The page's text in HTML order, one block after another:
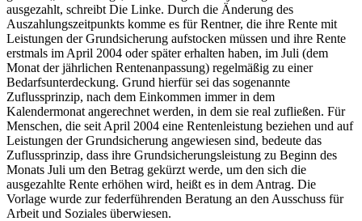
ausgezahlt, schreibt Die Linke. Durch die Änderung des
Auszahlungszeitpunkts komme es für Rentner, die ihre Rente mit
Leistungen der Grundsicherung aufstocken müssen und ihre Rente
erstmals im April 2004 oder später erhalten haben, im Juli (dem
Monat der jährlichen Rentenanpassung) regelmäßig zu einer
Bedarfsunterdeckung. Grund hierfür sei das sogenannte
Zuflussprinzip, nach dem Einkommen immer in dem
Kalendermonat angerechnet werden, in dem sie real zufließen. Für
Menschen, die seit April 2004 eine Rentenleistung beziehen und auf
Leistungen der Grundsicherung angewiesen sind, bedeute das
Zuflussprinzip, dass ihre Grundsicherungsleistung zu Beginn des
Monats Juli um den Betrag gekürzt werde, um den sich die
ausgezahlte Rente erhöhen wird, heißt es in dem Antrag. Die
Vorlage wurde zur federführenden Beratung an den Ausschuss für
Arbeit und Soziales überwiesen.